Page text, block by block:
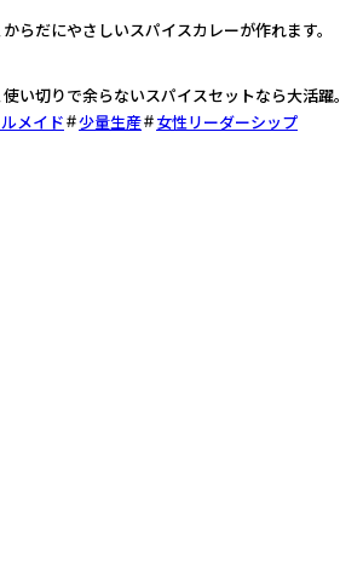
らだにやさしいスパイスカレーが作れます。
い切りで余らないスパイスセットなら大活躍。
メイド
少量生産 女性リーダーシップ